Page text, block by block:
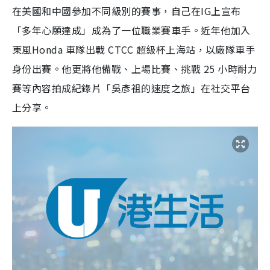
在美國和中國參加不同級別的賽事，自己在IG上宣布
「多年心願達成」成為了一位職業賽車手。近年他加入
東風Honda 車隊出戰 CTCC 超級杯上海站，以廠隊車手
身份出賽。他更將他備戰、上場比賽、挑戰 25 小時耐力
賽等內容拍成紀錄片「吳彥祖的速度之旅」在社交平台
上分享。